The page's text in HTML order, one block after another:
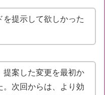
を提示して欲しかった
提案した変更を最初か
。次回からは、より効